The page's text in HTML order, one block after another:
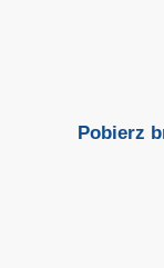
Pobierz